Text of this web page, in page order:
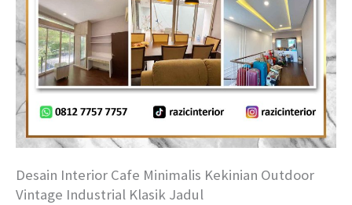
Desain Interior Cafe Minimalis Kekinian Outdoor
Vintage Industrial Klasik Jadul